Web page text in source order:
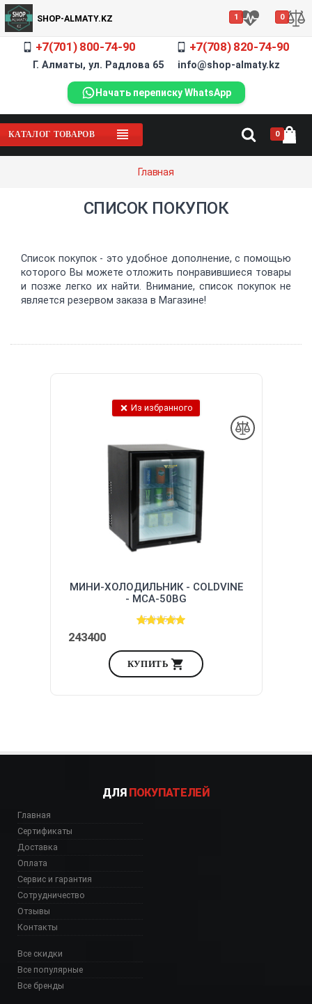
SHOP-ALMATY.KZ 1 0
+7(701) 800-74-90 +7(708) 820-74-90
Г. Алматы, ул. Радлова 65 info@shop-almaty.kz
Начать переписку WhatsApp
КАТАЛОГ ТОВАРОВ 0
Главная
СПИСОК ПОКУПОК
Список покупок - это удобное дополнение, с помощью
которого Вы можете отложить понравившиеся товары
и позже легко их найти. Внимание, список покупок не
является резервом заказа в Магазине!
Из избранного
МИНИ-ХОЛОДИЛЬНИК - COLDVINE
- MCA-50BG
(5.0)1(5.0)
243400
КУПИТЬ
ДЛЯ ПОКУПАТЕЛЕЙ
Главная
Сертификаты
Доставка
Оплата
Сервис и гарантия
Сотрудничество
Отзывы
Контакты
Все скидки
Все популярные
Все бренды